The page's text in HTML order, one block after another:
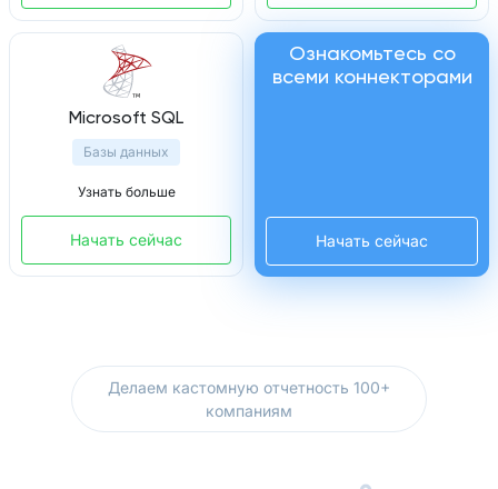
Microsoft SQL
Базы данных
Узнать больше
Начать сейчас
Ознакомьтесь со
всеми коннекторами
Начать сейчас
Делаем кастомную отчетность 100+
компаниям